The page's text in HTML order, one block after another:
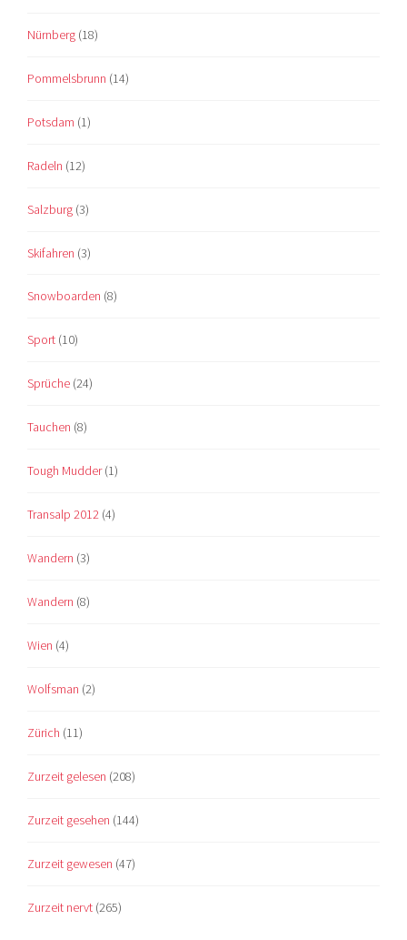
Nürnberg (18)
Pommelsbrunn (14)
Potsdam (1)
Radeln (12)
Salzburg (3)
Skifahren (3)
Snowboarden (8)
Sport (10)
Sprüche (24)
Tauchen (8)
Tough Mudder(1)
Transalp 2012 (4)
Wandern (3)
Wandern (8)
Wien (4)
Wolfsman (2)
Zürich (11)
Zurzeit gelesen (208)
Zurzeit gesehen (144)
Zurzeit gewesen (47)
Zurzeit nervt (265)